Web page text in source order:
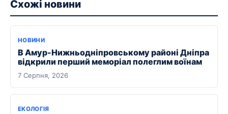
Схожі новини
НОВИНИ
В Амур-Нижньодніпровському районі Дніпра
відкрили перший меморіал полеглим воїнам
7 Серпня, 2026
ЕКОЛОГІЯ